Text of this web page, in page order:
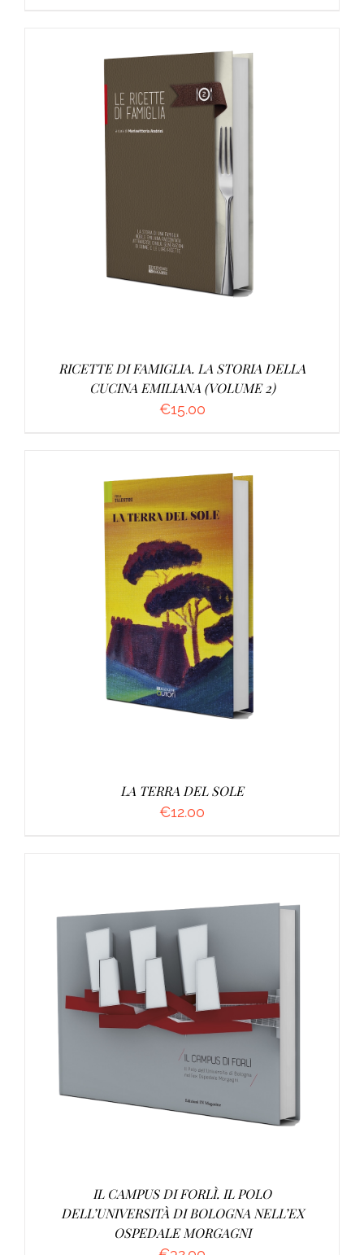
/
RICETTE DI FAMIGLIA. LA STORIA DELLA
CUCINA EMILIANA (VOLUME 2)
€15.00
AGGIUNGI AL CARRELLO /
LA TERRA DEL SOLE
€12.00
AGGIUNGI AL CARRELLO /
IL CAMPUS DI FORLÌ. IL POLO
DELL’UNIVERSITÀ DI BOLOGNA NELL’EX
OSPEDALE MORGAGNI